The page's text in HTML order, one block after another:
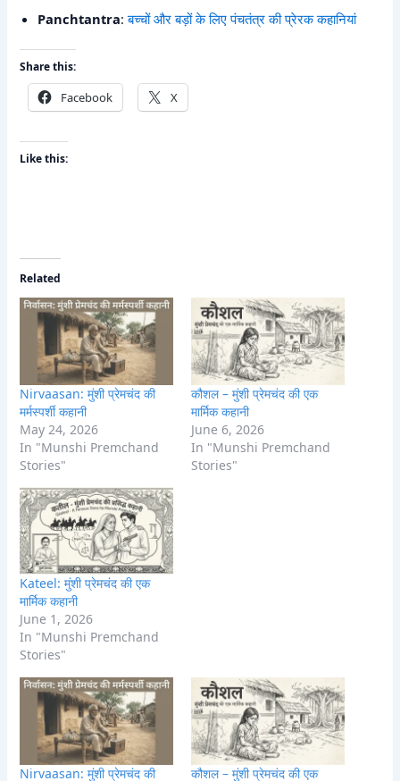
Panchtantra:बच्चों और बड़ों के लिए पंचतंत्र की प्रेरक कहानियां
Share this:
Facebook X
Like this:
Related
Nirvaasan: मुंशी प्रेमचंद की
मर्मस्पर्शी कहानी
May 24, 2026
In "Munshi Premchand
Stories"
कौशल – मुंशी प्रेमचंद की एक
मार्मिक कहानी
June 6, 2026
In "Munshi Premchand
Stories"
Kateel: मुंशी प्रेमचंद की एक
मार्मिक कहानी
June 1, 2026
In "Munshi Premchand
Stories"
Nirvaasan: मुंशी प्रेमचंद की कौशल – मुंशी प्रेमचंद की एक